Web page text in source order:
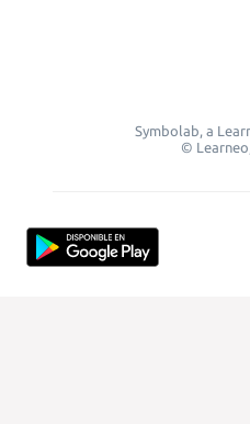
Symbolab, a
©